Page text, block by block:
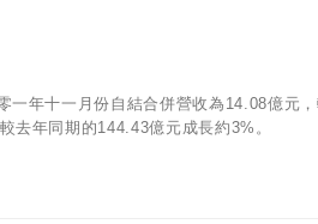
年十一月份自結合併營收為14.08億元
去年同期的144.43億元成長約3%。